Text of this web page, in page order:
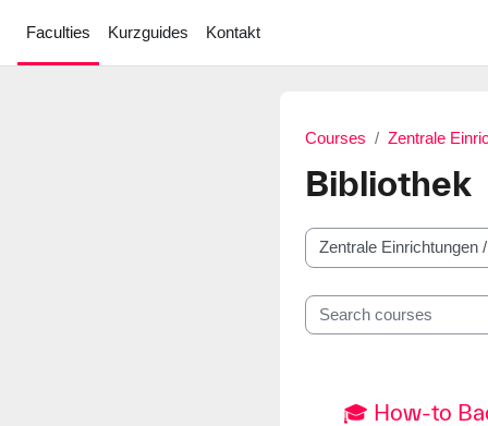
Faculties
Kurzguides Kontakt
Courses
Zentrale
Bibliothek
Course categories
Search courses
🎓 How-to